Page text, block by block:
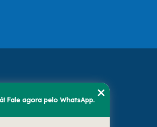
Fale agora pelo WhatsApp.